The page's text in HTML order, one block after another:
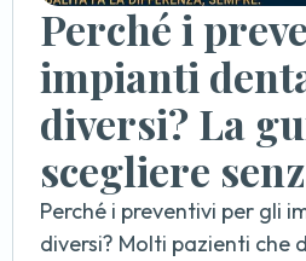
Perché i
impianti
diversi? La
scegliere
Perché i preventivi per gli
diversi? Molti pazienti che